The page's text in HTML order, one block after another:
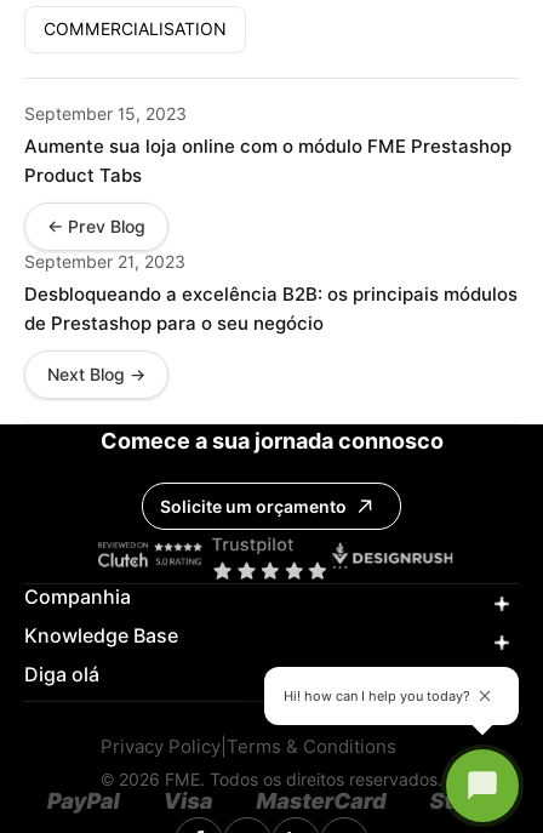
COMMERCIALISATION
September 15, 2023
Aumente sua loja online com o módulo FME Prestashop
Product Tabs
← Prev Blog
September 21, 2023
Desbloqueando a excelência B2B: os principais módulos
de Prestashop para o seu negócio
Next Blog →
Comece a sua jornada connosco
Solicite um orçamento
Companhia
Knowledge Base
Diga olá
Hi! how can I help you today?
Privacy Policy Terms & Conditions
© 2026 FME. Todos os direitos reservados.